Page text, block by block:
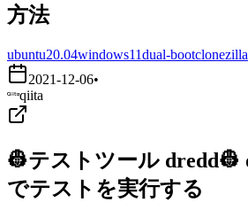
方法
ubuntu20.04windows11dual-bootclonezilla
2021-12-06•
qiita
👷テストツール dredd👷
でテストを実行する